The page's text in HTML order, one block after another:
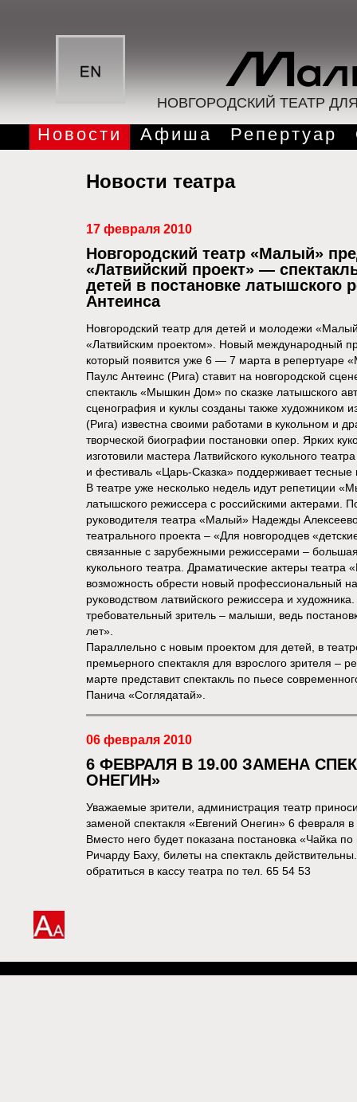
НОВГОРОДСКИЙ ТЕАТР
Новости Афиша Репертуар
Новости театра
17 февраля 2010
Новгородский театр «Малый»
«Латвийский проект» —
детей в постановке латышского
Антеинса
Новгородский театр для детей и молодежи
«Латвийским проектом». Новый международный
который появится уже 6 — 7 марта в репертуаре
Паулс Антеинс (Рига) ставит на новгородской
спектакль «Мышкин Дом» по сказке латышского
сценография и куклы созданы также художником
(Рига) известна своими работами в кукольном и
творческой биографии постановки опер. Ярких
изготовили мастера Латвийского кукольного
и фестиваль «Царь-Сказка» поддерживает
В театре уже несколько недель идут репетиции
латышского режиссера с российскими актерами.
руководителя театра «Малый» Надежды
театрального проекта – «Для новгородцев
связанные с зарубежными режиссерами –
кукольного театра. Драматические актеры
возможность обрести новый профессиональный
руководством латвийского режиссера и
требовательный зритель – малыши, ведь
лет».
Параллельно с новым проектом для детей, в
премьерного спектакля для взрослого зрителя –
марте представит спектакль по пьесе
Панича «Соглядатай».
06 февраля 2010
6 ФЕВРАЛЯ В 19.00 ЗАМЕНА
ОНЕГИН»
Уважаемые зрители, администрация театр
заменой спектакля «Евгений Онегин» 6 февраля
Вместо него будет показана постановка «Чайка
Ричарду Баху, билеты на спектакль
обратиться в кассу театра по тел. 65 54 53